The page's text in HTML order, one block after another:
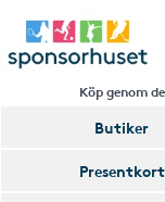
Köp genom
Butiker
Presentkort